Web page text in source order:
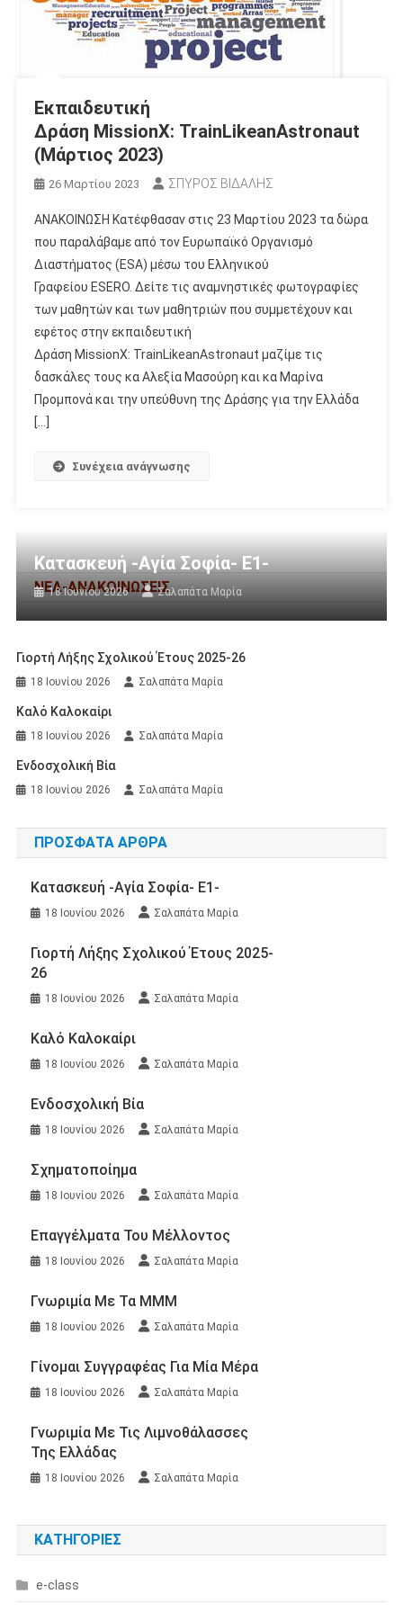
Εκπαιδευτική
Δράση MissionX: TrainLikeanAstronaut
(Μάρτιος 2023)
26 Μαρτίου 2023 ΣΠΥΡΟΣ ΒΙΔΑΛΗΣ
ΑΝΑΚΟΙΝΩΣΗ Κατέφθασαν στις 23 Μαρτίου 2023 τα δώρα
που παραλάβαμε από τον Ευρωπαϊκό Οργανισμό
Διαστήματος (ESA) μέσω του Ελληνικού
Γραφείου ESERO. Δείτε τις αναμνηστικές φωτογραφίες
των μαθητών και των μαθητριών που συμμετέχουν και
εφέτος στην εκπαιδευτική
Δράση MissionX: TrainLikeanAstronaut μαζίμε τις
δασκάλες τους κα Αλεξία Μασούρη και κα Μαρίνα
Προμπονά και την υπεύθυνη της Δράσης για την Ελλάδα
[…]
Συνέχεια ανάγνωσης
ΝΕΑ-ΑΝΑΚΟΙΝΩΣΕΙΣ
Κατασκευή -Αγία Σοφία- Ε1-
18 Ιουνίου 2026 Σαλαπάτα Μαρία
Γιορτή Λήξης Σχολικού Έτους 2025-26
18 Ιουνίου 2026 Σαλαπάτα Μαρία
Καλό Καλοκαίρι
18 Ιουνίου 2026 Σαλαπάτα Μαρία
Ενδοσχολική Βία
18 Ιουνίου 2026 Σαλαπάτα Μαρία
ΠΡΌΣΦΑΤΑ ΆΡΘΡΑ
Κατασκευή -Αγία Σοφία- Ε1-
18 Ιουνίου 2026 Σαλαπάτα Μαρία
Γιορτή Λήξης Σχολικού Έτους 2025-
26
18 Ιουνίου 2026 Σαλαπάτα Μαρία
Καλό Καλοκαίρι
18 Ιουνίου 2026 Σαλαπάτα Μαρία
Ενδοσχολική Βία
18 Ιουνίου 2026 Σαλαπάτα Μαρία
Σχηματοποίημα
18 Ιουνίου 2026 Σαλαπάτα Μαρία
Επαγγέλματα Του Μέλλοντος
18 Ιουνίου 2026 Σαλαπάτα Μαρία
Γνωριμία Με Τα ΜΜΜ
18 Ιουνίου 2026 Σαλαπάτα Μαρία
Γίνομαι Συγγραφέας Για Μία Μέρα
18 Ιουνίου 2026 Σαλαπάτα Μαρία
Γνωριμία Με Τις Λιμνοθάλασσες
Της Ελλάδας
18 Ιουνίου 2026 Σαλαπάτα Μαρία
KΑΤΗΓΟΡΊΕΣ
e-class